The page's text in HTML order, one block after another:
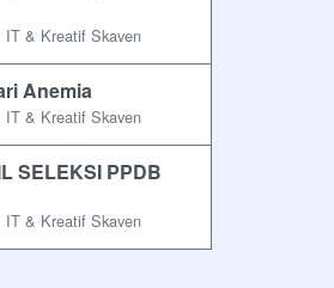
& Kreatif Skaven
Anemia
& Kreatif Skaven
SELEKSI PPDB
& Kreatif Skaven